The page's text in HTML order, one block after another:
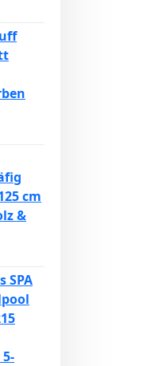
cm
&
SPA